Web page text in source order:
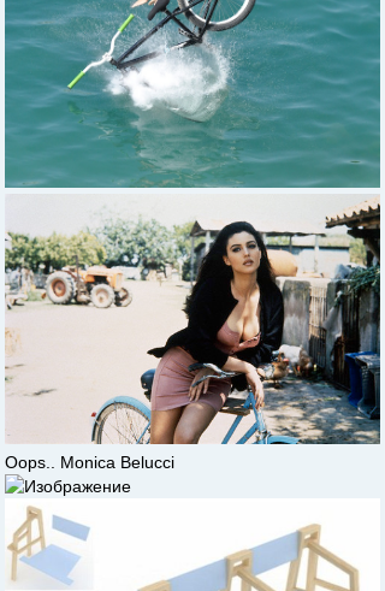
Oops.. Monica Belucci